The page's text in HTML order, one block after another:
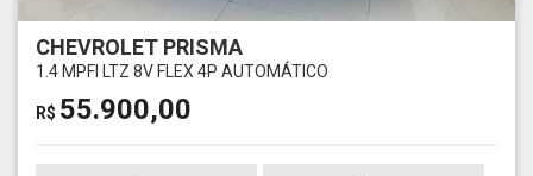
CHEVROLET PRISMA
1.4 MPFI LTZ 8V FLEX 4P AUTOMÁTICO
R$ 55.900,00